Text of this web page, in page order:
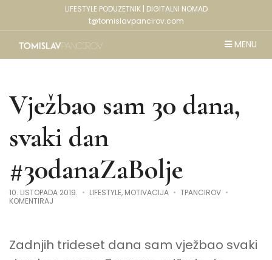
LIFESTYLE PODUZETNIK | DIGITALNI NOMAD
t@tomislavpancirov.com
MENU
Vježbao sam 30 dana,
svaki dan
#30danaZaBolje
10. LISTOPADA 2019. LIFESTYLE, MOTIVACIJA
TPANCIROV
KOMENTIRAJ
SVAKI
DAN
Zadnjih trideset dana sam vježbao svaki